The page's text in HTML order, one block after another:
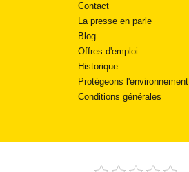
Contact
La presse en parle
Blog
Offres d'emploi
Historique
Protégeons l'environnement
Conditions générales